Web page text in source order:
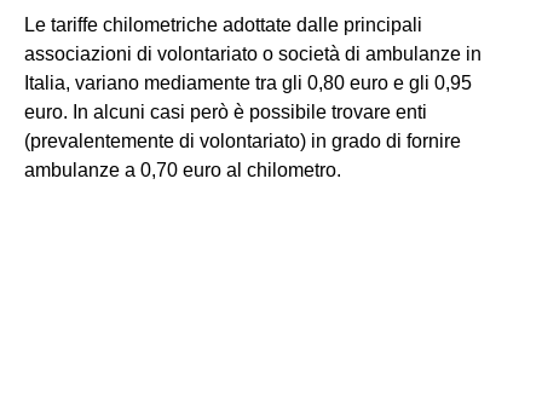
Le tariffe chilometriche adottate dalle principali
associazioni di volontariato o società di ambulanze in
Italia, variano mediamente tra gli 0,80 euro e gli 0,95
euro. In alcuni casi però è possibile trovare enti
(prevalentemente di volontariato) in grado di fornire
ambulanze a 0,70 euro al chilometro.